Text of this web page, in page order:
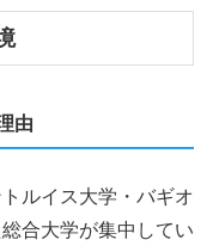
由
ルイス大学・バギオ
合大学が集中してい